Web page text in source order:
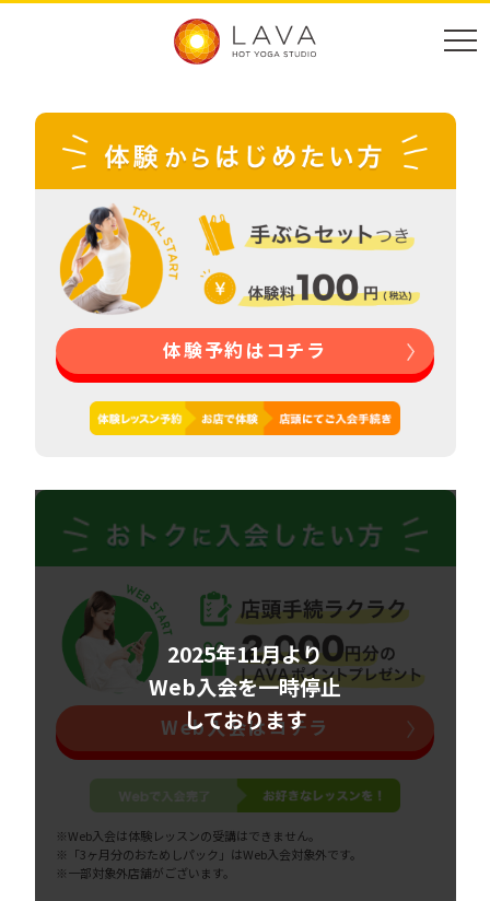
体験予約はコチラ
Web入会はコチラ
※Web入会は体験レッスンの受講はできません。
※「3ヶ月分のおためしパック」はWeb入会対象外です。
※一部対象外店舗がございます。
2025年11月より
Web入会を一時停止
しております